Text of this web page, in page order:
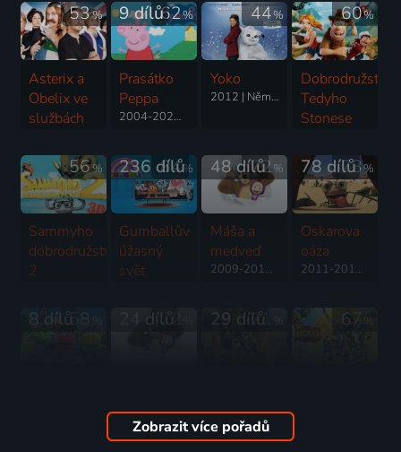
53%
Asterix a
Obelix ve
službách
veličenstva
2012 | Francie, Španělsko, Itálie, Maďarsko | Komedie, Dobrodružný, Rodinný
62%
9 dílů
Prasátko
Peppa
2004-2025 | Velká Británie | Animovaný, Dobrodružný, Komedie, Rodinný
44%
Yoko
2012 | Německo, Rakousko, Švédsko | Komedie, Dobrodružný, Fantasy, Rodinný
60%
Dobrodružství
Tedyho
Stonese
56%
Sammyho
dobrodružství
2
84%
236 dílů
Gumballův
úžasný
svět
72%
48 dílů
Máša a
medveď
2009-2012 | Rusko | Animovaný, Dobrodružný, Komedie, Rodinný, Akční
73%
78 dílů
Oskarova
oáza
2011-2012 | Francie | Animovaný, Dobrodružný, Komedie
58
8 dílů 72
24 dílů
2009-2019 | Rusko | Animovaný, Dobrodružný, Komedie, Rodinný
71
29 dílů
v prírode
2012 | Velká Británie | Příroda, Dobrodružný, Komedie, Pohádka, Rodinný, Vzdělávací, Zábavný
67
Zobrazit více pořadů